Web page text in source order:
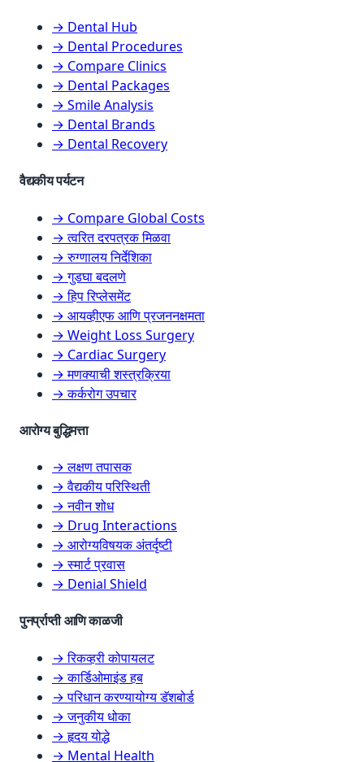
→ Dental Hub
→ Dental Procedures
→ Compare Clinics
→ Dental Packages
→ Smile Analysis
→ Dental Brands
→ Dental Recovery
वैद्यकीय पर्यटन
→ Compare Global Costs
→ त्वरित दरपत्रक मिळवा
→ रुग्णालय निर्देशिका
→ गुडघा बदलणे
→ हिप रिप्लेसमेंट
→ आयव्हीएफ आणि प्रजननक्षमता
→ Weight Loss Surgery
→ Cardiac Surgery
→ मणक्याची शस्त्रक्रिया
→ कर्करोग उपचार
आरोग्य बुद्धिमत्ता
→ लक्षण तपासक
→ वैद्यकीय परिस्थिती
→ नवीन शोध
→ Drug Interactions
→ आरोग्यविषयक अंतर्दृष्टी
→ स्मार्ट प्रवास
→ Denial Shield
पुनर्प्राप्ती आणि काळजी
→ रिकव्हरी कोपायलट
→ कार्डिओमाइंड हब
→ परिधान करण्यायोग्य डॅशबोर्ड
→ जनुकीय धोका
→ हृदय योद्धे
→ Mental Health